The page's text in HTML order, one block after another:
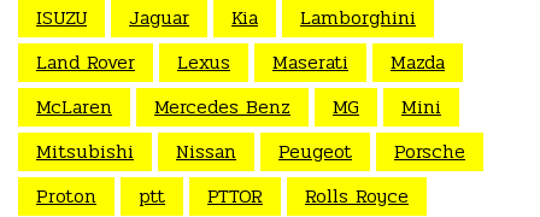
ISUZU
Jaguar Kia
Lamborghini
Land Rover
Lexus Maserati
Mazda
McLaren
Mercedes Benz MG
Mini
Mitsubishi
Nissan Peugeot
Porsche
Proton
ptt PTTOR
Rolls Royce